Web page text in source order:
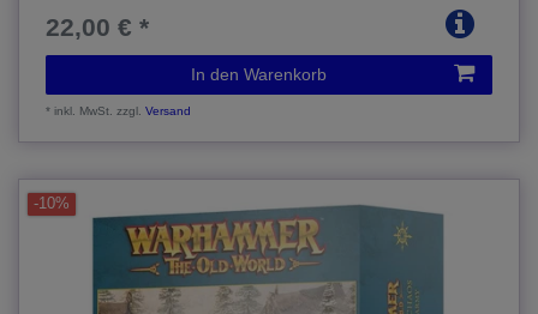
22,00 € *
In den Warenkorb
*inkl. MwSt. zzgl.Versand
-10%